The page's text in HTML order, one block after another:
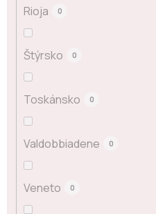
Rioja 0
Štýrsko 0
Toskánsko 0
Valdobbiadene 0
Veneto 0